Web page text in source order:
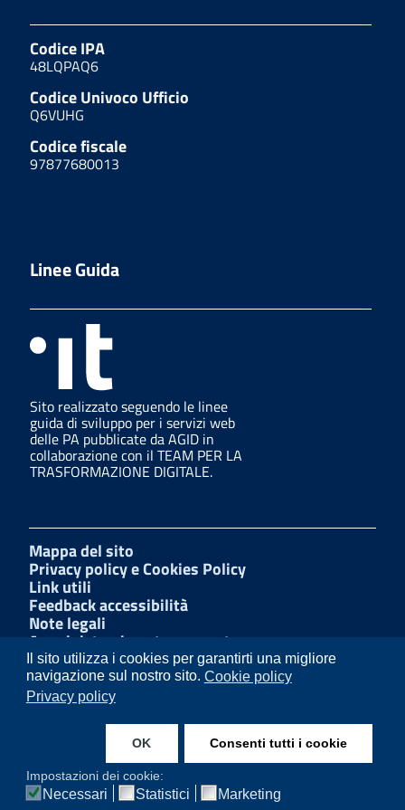
Il sito utilizza i cookies per garantirti una migliore
navigazione sul nostro sito. Cookie policy
Privacy policy
OK Consenti tutti i cookie
Impostazioni dei cookie:
Necessari Statistici Marketing
Codice IPA
48LQPAQ6
Codice Univoco Ufficio
Q6VUHG
Codice fiscale
97877680013
Linee Guida
Sito realizzato seguendo le linee
guida di sviluppo per i servizi web
delle PA pubblicate da AGID in
collaborazione con il TEAM PER LA
TRASFORMAZIONE DIGITALE.
Mappa del sito
Privacy policy e Cookies Policy
Link utili
Feedback accessibilità
Note legali
Amministrazione trasparente
Dichiarazione di accessibilità
W3C Css
Albo Pretorio
LinkedIn
Instagram